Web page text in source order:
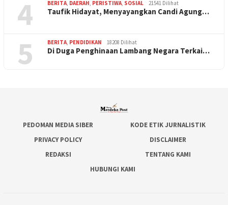
4 BERITA, DAERAH, PERISTIWA, SOSIAL 21541 Dilihat
Taufik Hidayat, Menyayangkan Candi Agung…
5 BERITA, PENDIDIKAN 18208 Dilihat
Di Duga Penghinaan Lambang Negara Terkai…
PEDOMAN MEDIA SIBER
KODE ETIK JURNALISTIK
PRIVACY POLICY
DISCLAIMER
REDAKSI
TENTANG KAMI
HUBUNGI KAMI